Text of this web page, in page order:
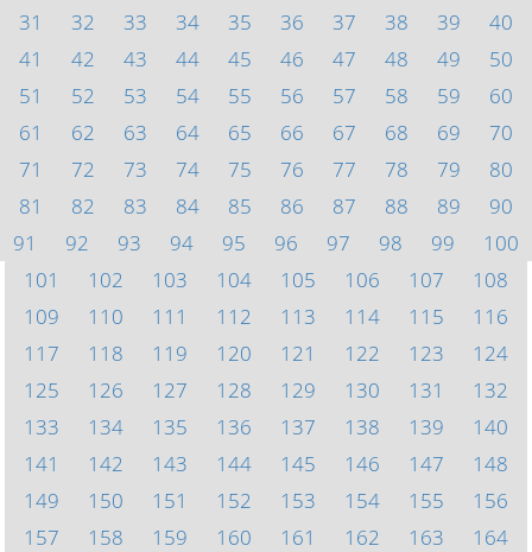
31
32 33 34 35 36 37 38 39
40
41
42 43 44 45 46 47 48 49
50
51
52 53 54 55 56 57 58 59
60
61
62 63 64 65 66 67 68 69
70
71
72 73 74 75 76 77 78 79
80
81
82 83 84 85 86 87 88 89
90
91
92 93 94 95 96 97 98 99
100
101
102 103 104 105 106 107
108
109
110 111 112 113 114 115
116
117
118 119 120 121 122 123
124
125
126 127 128 129 130 131
132
133
134 135 136 137 138 139
140
141
142 143 144 145 146 147
148
149
150 151 152 153 154 155
156
157
158 159 160 161 162 163
164